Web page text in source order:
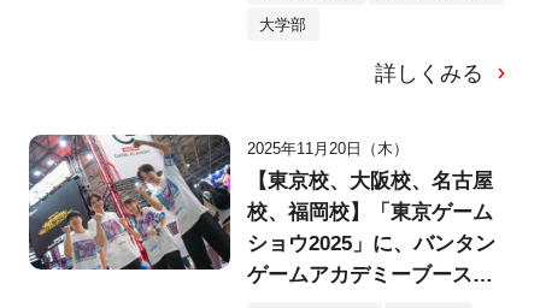
大学部
詳しくみる
2025年11月20日（木）
【東京校、大阪校、名古屋
校、福岡校】「東京ゲーム
ショウ2025」に、バンタン
ゲームアカデミーブースが